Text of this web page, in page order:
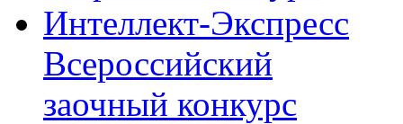
Интеллект-Экспресс
Всероссийский
заочный конкурс